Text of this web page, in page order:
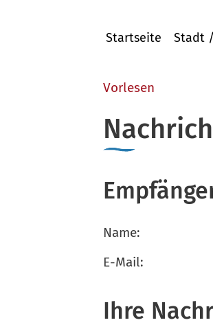
Startseite Stadt
Vorlesen
Name:
E-Mail:
Ihre